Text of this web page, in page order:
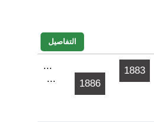
التفاصيل
… 1883
1886
…